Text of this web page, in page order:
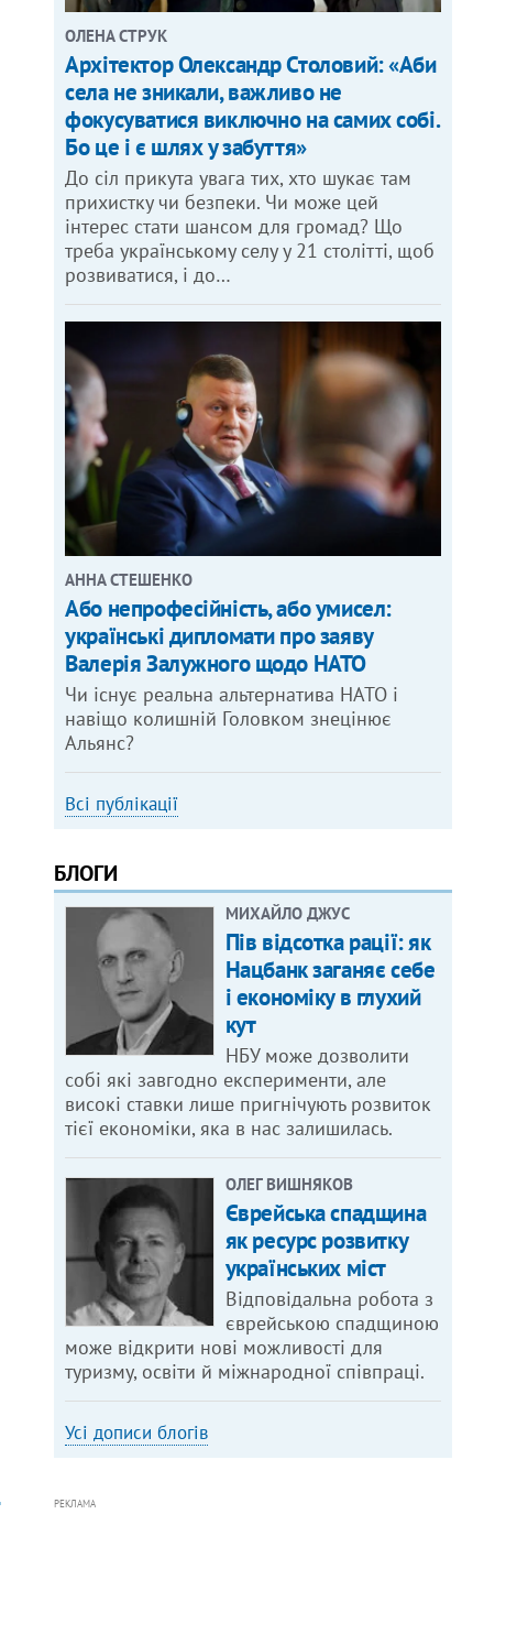
ОЛЕНА СТРУК
Архітектор Олександр Столовий: «Аби
села не зникали, важливо не
фокусуватися виключно на самих собі.
Бо це і є шлях у забуття»
До сіл прикута увага тих, хто шукає там
прихистку чи безпеки. Чи може цей
інтерес стати шансом для громад? Що
треба українському селу у 21 столітті, щоб
розвиватися, і до…
АННА СТЕШЕНКО
Або непрофесійність, або умисел:
українські дипломати про заяву
Валерія Залужного щодо НАТО
Чи існує реальна альтернатива НАТО і
навіщо колишній Головком знецінює
Альянс?
Всі публікації
БЛОГИ
МИХАЙЛО ДЖУС
Пів відсотка рації: як
Нацбанк заганяє себе
і економіку в глухий
кут
НБУ може дозволити
собі які завгодно експерименти, але
високі ставки лише пригнічують розвиток
тієї економіки, яка в нас залишилась.
ОЛЕГ ВИШНЯКОВ
Єврейська спадщина
як ресурс розвитку
українських міст
Відповідальна робота з
єврейською спадщиною
може відкрити нові можливості для
туризму, освіти й міжнародної співпраці.
Усі дописи блогів
РЕКЛАМА